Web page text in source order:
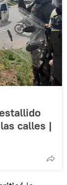
calles |